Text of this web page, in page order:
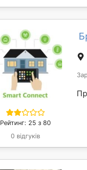
Рейтинг: 25 з 80
0 відгуків